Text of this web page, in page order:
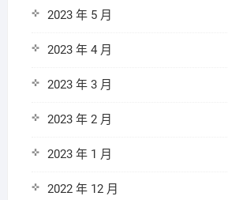
2023 年 5 月
2023 年 4 月
2023 年 3 月
2023 年 2 月
2023 年 1 月
2022 年 12 月